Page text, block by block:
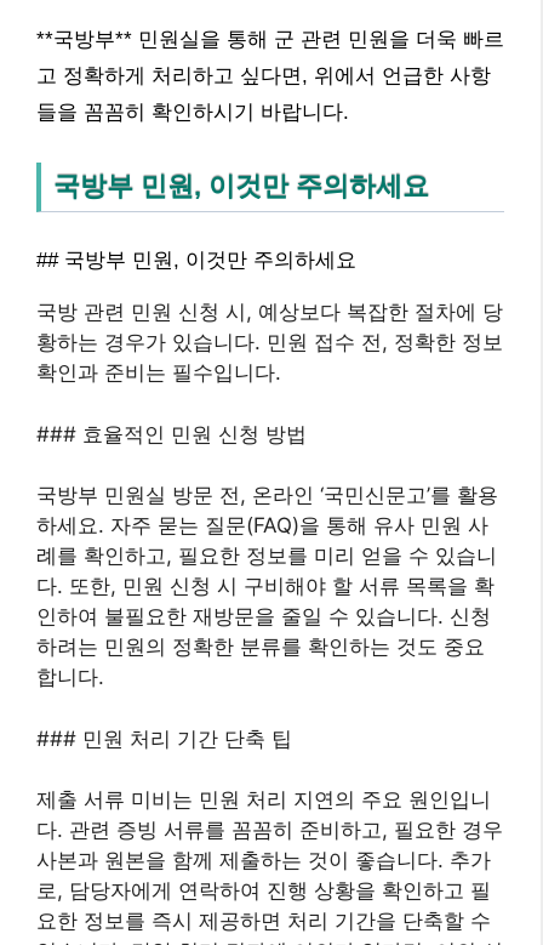
**국방부** 민원실을 통해 군 관련 민원을 더욱 빠르
고 정확하게 처리하고 싶다면, 위에서 언급한 사항
들을 꼼꼼히 확인하시기 바랍니다.
국방부 민원, 이것만 주의하세요
## 국방부 민원, 이것만 주의하세요
국방 관련 민원 신청 시, 예상보다 복잡한 절차에 당
황하는 경우가 있습니다. 민원 접수 전, 정확한 정보
확인과 준비는 필수입니다.
### 효율적인 민원 신청 방법
국방부 민원실 방문 전, 온라인 ‘국민신문고’를 활용
하세요. 자주 묻는 질문(FAQ)을 통해 유사 민원 사
례를 확인하고, 필요한 정보를 미리 얻을 수 있습니
다. 또한, 민원 신청 시 구비해야 할 서류 목록을 확
인하여 불필요한 재방문을 줄일 수 있습니다. 신청
하려는 민원의 정확한 분류를 확인하는 것도 중요
합니다.
### 민원 처리 기간 단축 팁
제출 서류 미비는 민원 처리 지연의 주요 원인입니
다. 관련 증빙 서류를 꼼꼼히 준비하고, 필요한 경우
사본과 원본을 함께 제출하는 것이 좋습니다. 추가
로, 담당자에게 연락하여 진행 상황을 확인하고 필
요한 정보를 즉시 제공하면 처리 기간을 단축할 수